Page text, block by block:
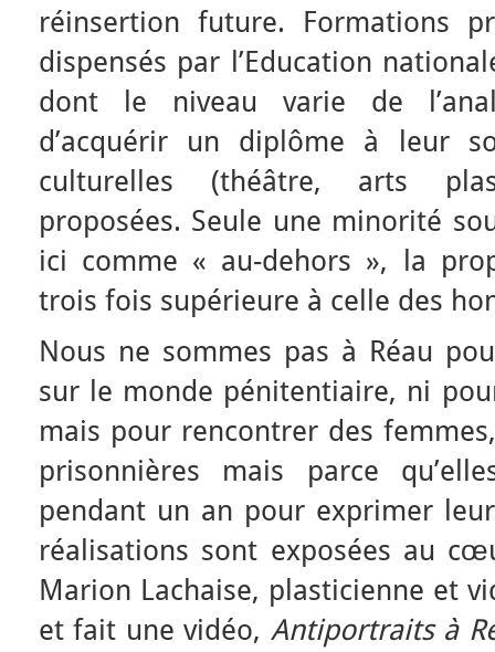
réinsertion future. Formations
dispensés par l’Education
dont le niveau varie de
d’acquérir un diplôme à leur
culturelles (théâtre, arts
proposées. Seule une minorité
ici comme « au-dehors », la
trois fois supérieure à celle des
Nous ne sommes pas à Réau
sur le monde pénitentiaire, ni
mais pour rencontrer des
prisonnières mais parce
pendant un an pour exprimer
réalisations sont exposées au
Marion Lachaise, plasticienne et
et fait une vidéo, Antiportraits à